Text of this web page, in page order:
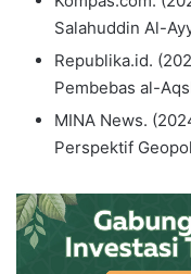
Salahuddin Al-
Republika.id.
Pembebas al-
MINA News.
Perspektif